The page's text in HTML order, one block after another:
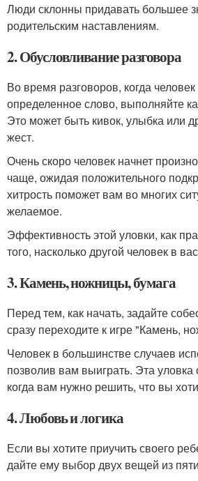
Люди склонны придавать большее
родительским наставлениям.
2. Обусловливание разговора
Во время разговоров, когда
определенное слово, выполняйте
Это может быть кивок, улыбка или
жест.
Очень скоро человек начнет
чаще, ожидая положительного
хитрость поможет вам во многих
желаемое.
Эффективность этой уловки, как
того, насколько другой человек в
3. Камень, ножницы, бумага
Перед тем, как начать, задайте
сразу переходите к игре "Камень,
Человек в большинстве случаев
позволив вам выиграть. Эта уловка
когда вам нужно решить, что вы
4. Любовь и логика
Если вы хотите приучить своего
дайте ему выбор двух вещей из